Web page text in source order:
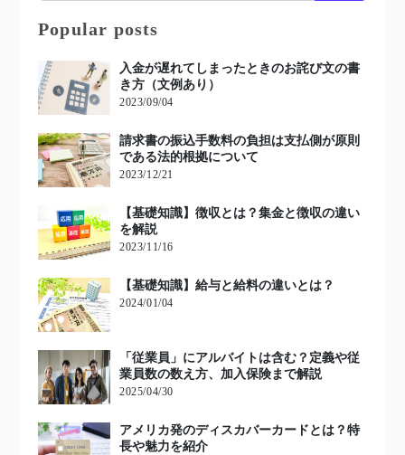
Popular posts
入金が遅れてしまったときのお詫び文の書
き方（文例あり）
2023/09/04
請求書の振込手数料の負担は支払側が原則
である法的根拠について
2023/12/21
【基礎知識】徴収とは？集金と徴収の違い
を解説
2023/11/16
【基礎知識】給与と給料の違いとは？
2024/01/04
「従業員」にアルバイトは含む？定義や従
業員数の数え方、加入保険まで解説
2025/04/30
アメリカ発のディスカバーカードとは？特
長や魅力を紹介